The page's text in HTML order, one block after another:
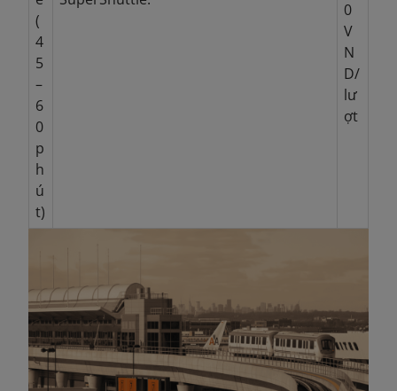
(
4
5
–
6
0
p
h
ú
t)
0
V
N
D/
lư
ợt